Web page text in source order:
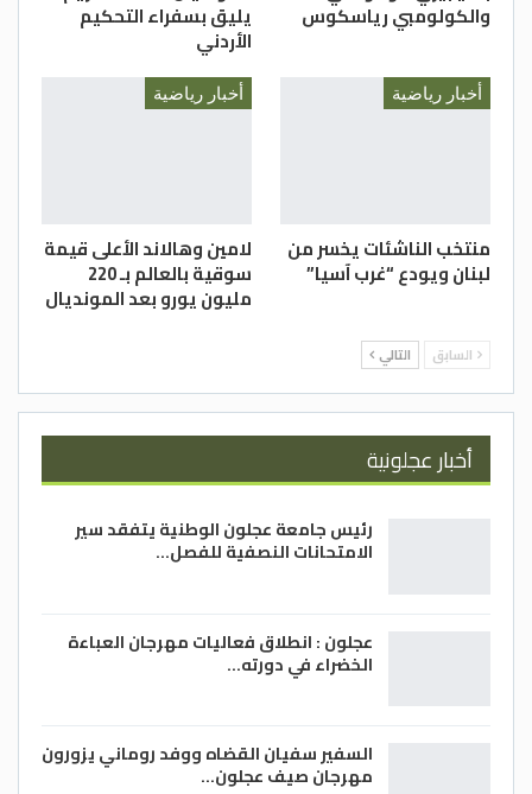
والكولومبي رياسكوس يليق بسفراء التحكيم
الأردني
أخبار رياضية
منتخب الناشئات يخسر من
لبنان ويودع “غرب آسيا”
أخبار رياضية
لامين وهالاند الأعلى قيمة
سوقية بالعالم بـ 220
مليون يورو بعد المونديال
السابق التالي
أخبار عجلونية
رئيس جامعة عجلون الوطنية يتفقد سير
الامتحانات النصفية للفصل…
عجلون : انطلاق فعاليات مهرجان العباءة
الخضراء في دورته…
السفير سفيان القضاه ووفد روماني يزورون
مهرجان صيف عجلون…